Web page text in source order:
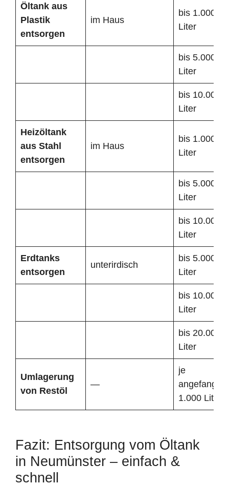
Öltank aus
Plastik
entsorgen
im Haus
bis 1.000
Liter
bis 5.000
Liter
bis 10.000
Liter
Heizöltank
aus Stahl
entsorgen
im Haus
bis 1.000
Liter
bis 5.000
Liter
bis 10.000
Liter
Erdtanks
entsorgen
unterirdisch
bis 5.000
Liter
bis 10.000
Liter
bis 20.000
Liter
Umlagerung
von Restöl
—
je
1.000 Liter
Fazit: Entsorgung vom Öltank
in Neumünster – einfach &
schnell